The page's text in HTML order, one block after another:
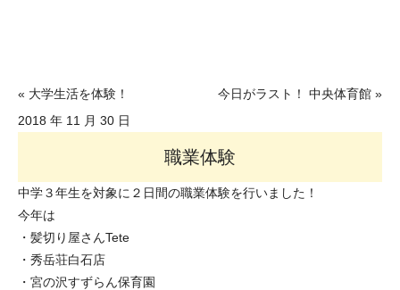
« 大学生活を体験！
今日がラスト！ 中央体育館 »
2018 年 11 月 30 日
職業体験
中学３年生を対象に２日間の職業体験を行いました！
今年は
・髪切り屋さんTete
・秀岳荘白石店
・宮の沢すずらん保育園